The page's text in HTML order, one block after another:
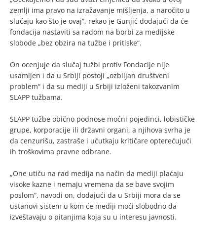
zemlji ima pravo na izražavanje mišljenja, a naročito u
slučaju kao što je ovaj“, rekao je Gunjić dodajući da će
fondacija nastaviti sa radom na borbi za medijske
slobode „bez obzira na tužbe i pritiske“.
On ocenjuje da slučaj tužbi protiv Fondacije nije
usamljen i da u Srbiji postoji „ozbiljan društveni
problem“ i da su mediji u Srbiji izloženi takozvanim
SLAPP tužbama.
SLAPP tužbe obično podnose moćni pojedinci, lobističke
grupe, korporacije ili državni organi, a njihova svrha je
da cenzurišu, zastraše i ućutkaju kritičare opterećujući
ih troškovima pravne odbrane.
„One utiču na rad medija na način da mediji plaćaju
visoke kazne i nemaju vremena da se bave svojim
poslom“, navodi on, dodajući da u Srbiji mora da se
ustanovi sistem u kom će mediji moći slobodno da
izveštavaju o pitanjima koja su u interesu javnosti.